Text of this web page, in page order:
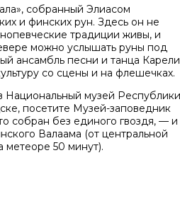
собранный Элиасом
и финских рун. Здесь он не
традиции живы, и
можно услышать руны под
ансамбль песни и танца
со сцены и на флешечках.
Национальный музей Республики
посетите Музей-заповедник
собран без единого гвоздя, — и
Валаама (от центральной
метеоре 50 минут).